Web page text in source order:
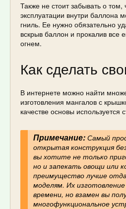
Также не стоит забывать о том,
эксплуатации внутри баллона
гниль. Ее нужно обязательно
вскрыв баллон и прокалив все
огнем.
Как сделать
В интернете можно найти
изготовления мангалов с
качестве основы используется
Примечание:Самый
открытая конструкция
вы хотите не только
но и запекать овощи или
преимущество лучше
моделям. Их
времени, но взамен вы
многофункциональное